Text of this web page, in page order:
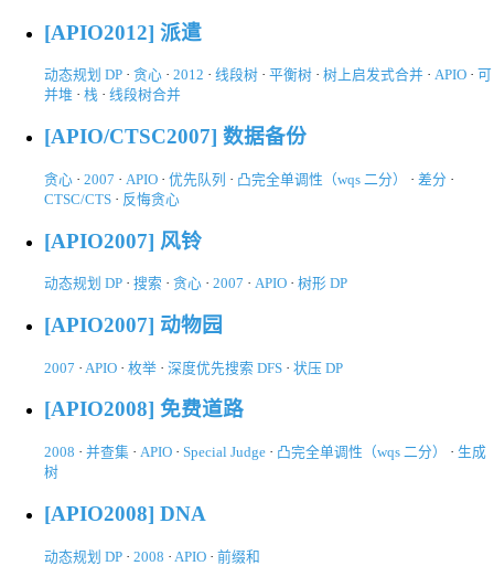
[APIO2012] 派遣
动态规划 DP · 贪心 · 2012 · 线段树 · 平衡树 · 树上启发式合并 · APIO · 可
并堆 · 栈 · 线段树合并
[APIO/CTSC2007] 数据备份
贪心 · 2007 · APIO · 优先队列 · 凸完全单调性（wqs 二分） · 差分 ·
CTSC/CTS · 反悔贪心
[APIO2007] 风铃
动态规划 DP · 搜索 · 贪心 · 2007 · APIO · 树形 DP
[APIO2007] 动物园
2007 · APIO · 枚举 · 深度优先搜索 DFS · 状压 DP
[APIO2008] 免费道路
2008 · 并查集 · APIO · Special Judge · 凸完全单调性（wqs 二分） · 生成
树
[APIO2008] DNA
动态规划 DP · 2008 · APIO · 前缀和